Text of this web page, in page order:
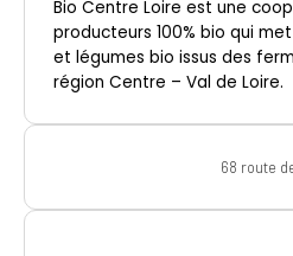
Bio Centre Loire est une
producteurs 100% bio qui
et légumes bio issus des
région Centre – Val de Loire.
68 route